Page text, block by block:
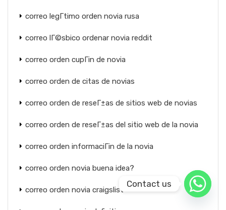
correo legГ­timo orden novia rusa
correo lГ©sbico ordenar novia reddit
correo orden cupГіn de novia
correo orden de citas de novias
correo orden de reseГ±as de sitios web de novias
correo orden de reseГ±as del sitio web de la novia
correo orden informaciГіn de la novia
correo orden novia buena idea?
correo orden novia craigslist
Contact us